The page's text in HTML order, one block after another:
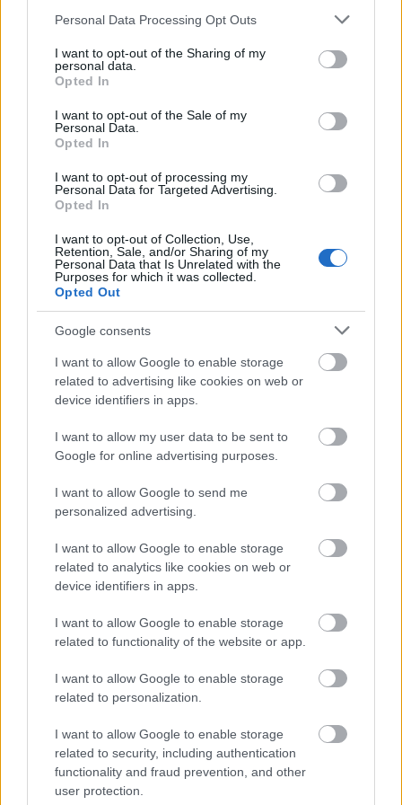
Please note that this website/app uses one or more Google
not limited to your visit or usage behaviour. You may click to
grant or deny consent to Google and its third-party tags to
use your data for below specified purposes in below Google
consent section.
Personal Data Processing Opt Outs
I want to opt-out of the Sharing of my
personal data.
Opted In
I want to opt-out of the Sale of my
Personal Data.
Opted In
I want to opt-out of processing my
Personal Data for Targeted Advertising.
Opted In
I want to opt-out of Collection, Use,
Retention, Sale, and/or Sharing of my
Personal Data that Is Unrelated with the
Purposes for which it was collected.
Opted Out
Google consents
I want to allow Google to enable storage
related to advertising like cookies on web or
device identifiers in apps.
I want to allow my user data to be sent to
Google for online advertising purposes.
I want to allow Google to send me
personalized advertising.
I want to allow Google to enable storage
related to analytics like cookies on web or
device identifiers in apps.
I want to allow Google to enable storage
related to functionality of the website or app.
I want to allow Google to enable storage
related to personalization.
I want to allow Google to enable storage
related to security, including authentication
functionality and fraud prevention, and other
user protection.
pitiáner
17 éve
felújítás nem MÁV forrásból történt, mivel a
főpályaudvar állami tulajdonban van. A cím ("A MÁV
sugallja, hogy a MÁV inkább látványos felújításokra
szórja a pénzt a kiszolgáló létesítmények fejlesztése
helyett. Ez erős csúsztatás ebben az esetben. De
nyilván így lehet címlapra kerülni.
szilárdan...
17 éve
@Mnofőnix: kulturált rövid úval és nincs. Egyik
gusztustalanabb, mint a másik. :(
KiNG
Eszembe jutott a madridi Atocha pályaudvar (ahol a
robbantás volt). Ott a jó nagy területen, ami a pu.
régi része volt, trópusi növénykertet hoztak létre.
Talán ide is az kellene, azok termelnék a zoxigént.
De ha lenne annyi agya a MÁV-nak, amennyit
elvárhatnánk tőle, akkor már régen elválaszthatta
volna az IC-vágányokat, és ezt a termet kényelmes
idegenforgalmi irodával, európai színvonalú
mosdókkal, kis büfével. Mert szerintem a magasabb
kedvében járni.